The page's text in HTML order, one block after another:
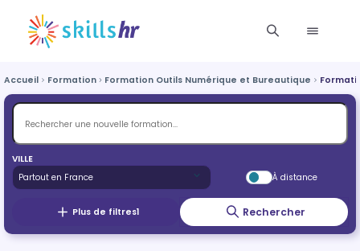
Accueil Formation Formation Outils Numérique et Bureautique
VILLE
À distance
Plus de filtres1 Rechercher